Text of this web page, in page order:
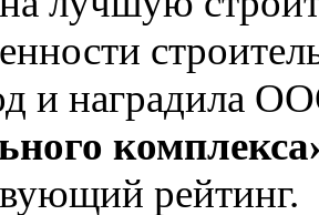
и наградила
рейтинг.